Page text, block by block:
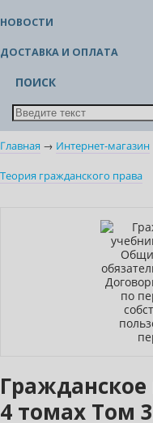
НОВОСТИ
ДОСТАВКА И ОПЛАТА
ПОИСК
Главная → Интернет-магазин
Теория гражданского права
Гражданское
4 томах Том